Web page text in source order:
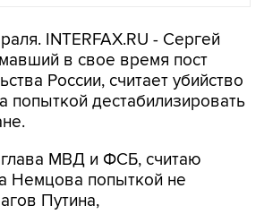
INTERFAX.RU - Сергей
в свое время пост
России, считает убийство
попыткой дестабилизировать
МВД и ФСБ, считаю
Немцова попыткой не
Путина,